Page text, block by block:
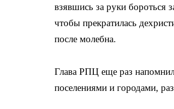
взявшись за руки бороться
чтобы прекратилась
после молебна.
Глава РПЦ еще раз
поселениями и городами,